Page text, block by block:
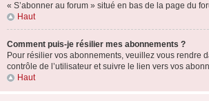
« S’abonner au forum » situé en bas de la page du
Haut
Comment puis-je résilier mes abonnements ?
Pour résilier vos abonnements, veuillez vous rendre
contrôle de l’utilisateur et suivre le lien vers vos
Haut